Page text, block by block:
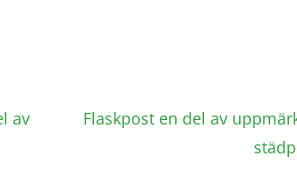
av
Flaskpost en del av